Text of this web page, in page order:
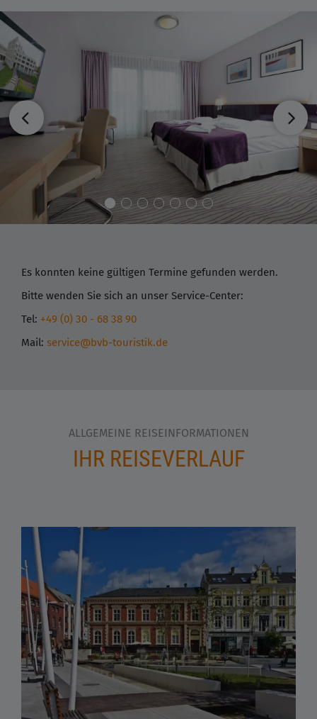
Es konnten keine gültigen Termine gefunden werden.
Bitte wenden Sie sich an unser Service-Center:
Tel: +49 (0) 30 - 68 38 90
Mail: service@bvb-touristik.de
ALLGEMEINE REISEINFORMATIONEN
IHR REISEVERLAUF